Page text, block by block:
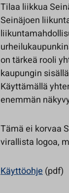
Tilaa liikkua
Seinäjoen
on tärkeä rooli
kaupungin
Käyttämällä
enemmän
Tämä ei korvaa
virallista logoa,
Käyttöohje(pdf)